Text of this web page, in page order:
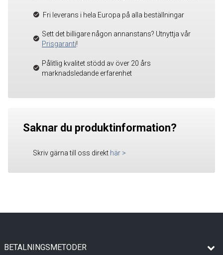
Fri leverans i hela Europa på alla beställningar
Sett det billigare någon annanstans? Utnyttja vår
Prisgaranti!
Pålitlig kvalitet stödd av över 20 års
marknadsledande erfarenhet
Saknar du produktinformation?
Skriv gärna till oss direkt här >
BETALNINGSMETODER